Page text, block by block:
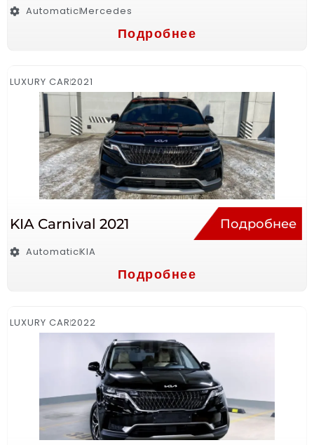
AutomaticMercedes
Подробнее
LUXURY CAR2021
KIA Carnival 2021 Подробнее
AutomaticKIA
Подробнее
LUXURY CAR2022